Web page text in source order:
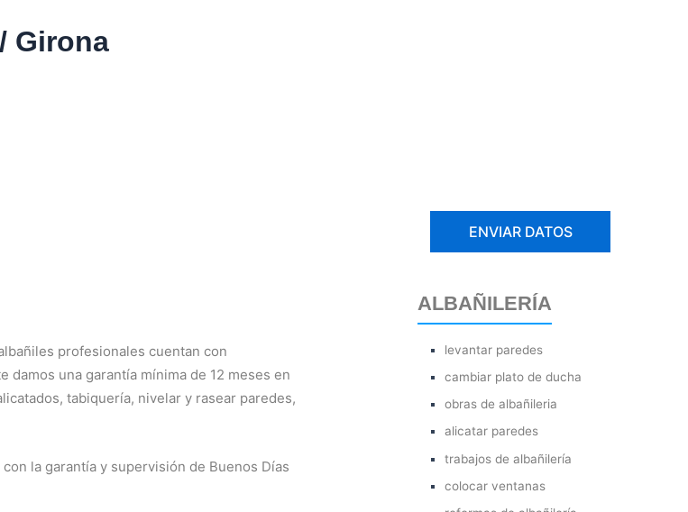
Girona
profesionales cuentan con
damos una garantía mínima de 12 meses en
tabiquería, nivelar y rasear paredes,
la garantía y supervisión de Buenos Días
ALBAÑILERÍA
levantar paredes
cambiar plato de ducha
obras de albañileria
alicatar paredes
trabajos de albañilería
colocar ventanas